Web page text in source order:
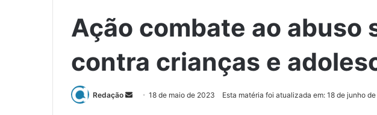
Ação combate ao abuso
contra crianças e
Redação 18 de maio de 2023 Esta matéria foi atualizada em: 18 de junho